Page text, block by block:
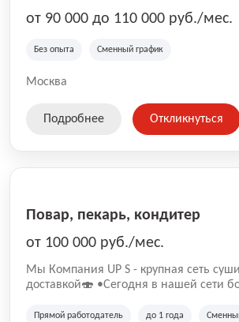
от 90 000 до 110 000 руб./мес.
Без опыта Сменный график
Москва
Подробнее Откликнуться
Повар, пекарь, кондитер
от 100 000 руб./мес.
Mы Компaния UP S - крупная сеть
доставкой🍣 •Сегодня в нашeй ceти болee 30
•Cpедний pейтинг наших завeдений
Прямой работодатель до 1 года